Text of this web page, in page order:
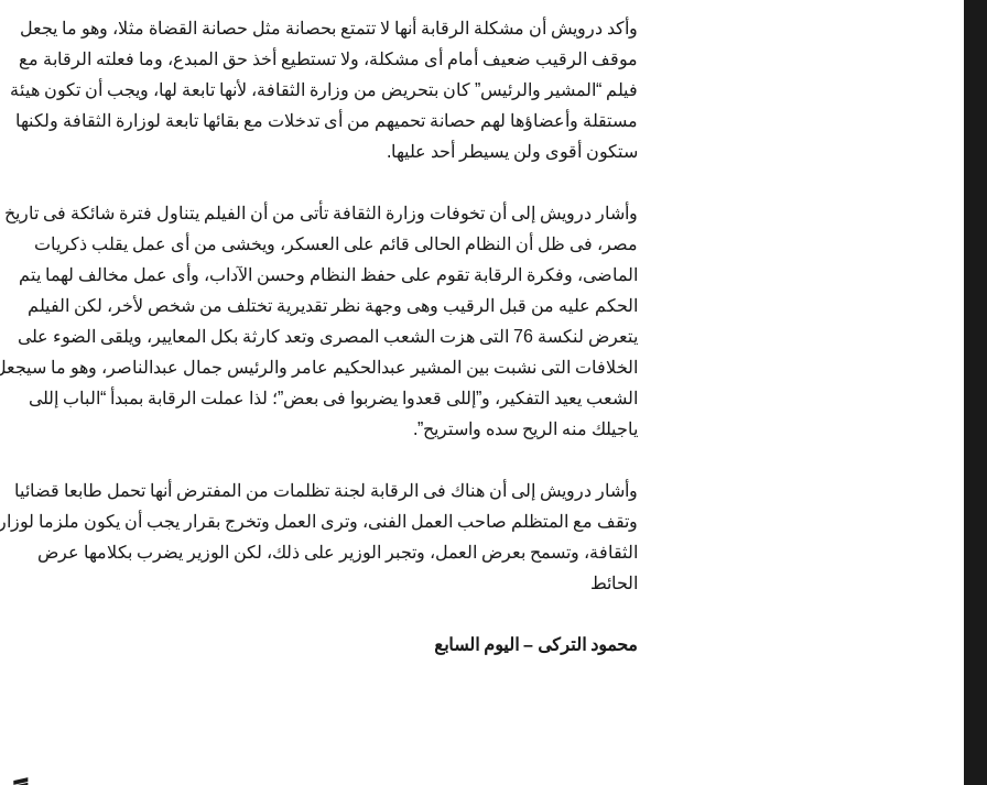
وأكد درويش أن مشكلة الرقابة أنها لا تتمتع بحصانة مثل حصانة القضاة مثلا، وهو ما يجعل
موقف الرقيب ضعيف أمام أى مشكلة، ولا تستطيع أخذ حق المبدع، وما فعلته الرقابة مع
فيلم “المشير والرئيس” كان بتحريض من وزارة الثقافة، لأنها تابعة لها، ويجب أن تكون هيئة
مستقلة وأعضاؤها لهم حصانة تحميهم من أى تدخلات مع بقائها تابعة لوزارة الثقافة ولكنها
ستكون أقوى ولن يسيطر أحد عليها.
وأشار درويش إلى أن تخوفات وزارة الثقافة تأتى من أن الفيلم يتناول فترة شائكة فى تاريخ
مصر، فى ظل أن النظام الحالى قائم على العسكر، ويخشى من أى عمل يقلب ذكريات
الماضى، وفكرة الرقابة تقوم على حفظ النظام وحسن الآداب، وأى عمل مخالف لهما يتم
الحكم عليه من قبل الرقيب وهى وجهة نظر تقديرية تختلف من شخص لأخر، لكن الفيلم
يتعرض لنكسة 76 التى هزت الشعب المصرى وتعد كارثة بكل المعايير، ويلقى الضوء على
الخلافات التى نشبت بين المشير عبدالحكيم عامر والرئيس جمال عبدالناصر، وهو ما
الشعب يعيد التفكير، و”إللى قعدوا يضربوا فى بعض”؛ لذا عملت الرقابة بمبدأ “الباب إللى
ياجيلك منه الريح سده واستريح”.
وأشار درويش إلى أن هناك فى الرقابة لجنة تظلمات من المفترض أنها تحمل طابعا قضائيا
وتقف مع المتظلم صاحب العمل الفنى، وترى العمل وتخرج بقرار يجب أن يكون ملزما
الثقافة، وتسمح بعرض العمل، وتجبر الوزير على ذلك، لكن الوزير يضرب بكلامها عرض
الحائط
محمود التركى – اليوم السابع